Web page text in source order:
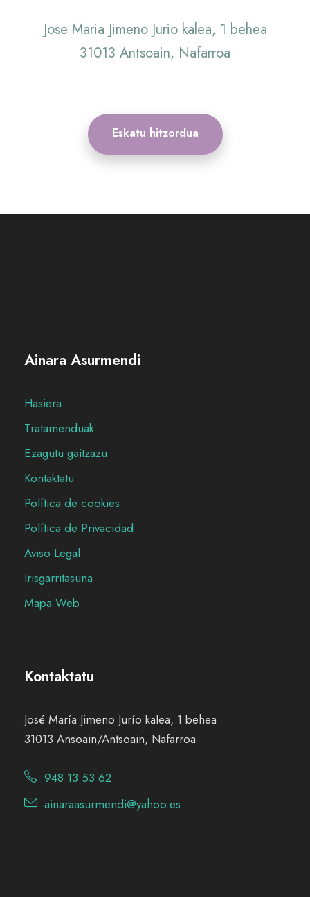
Jose Maria Jimeno Jurio kalea, 1 behea
31013 Antsoain, Nafarroa
Eskatu hitzordua
Ainara Asurmendi
Hasiera
Tratamenduak
Ezagutu gaitzazu
Kontaktatu
Política de cookies
Política de Privacidad
Aviso Legal
Irisgarritasuna
Mapa Web
Kontaktatu
José María Jimeno Jurío kalea, 1 behea
31013 Ansoain/Antsoain, Nafarroa
948 13 53 62
ainaraasurmendi@yahoo.es